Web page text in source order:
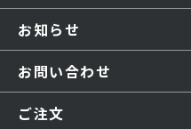
お知らせ
お問い合わせ
ご注文